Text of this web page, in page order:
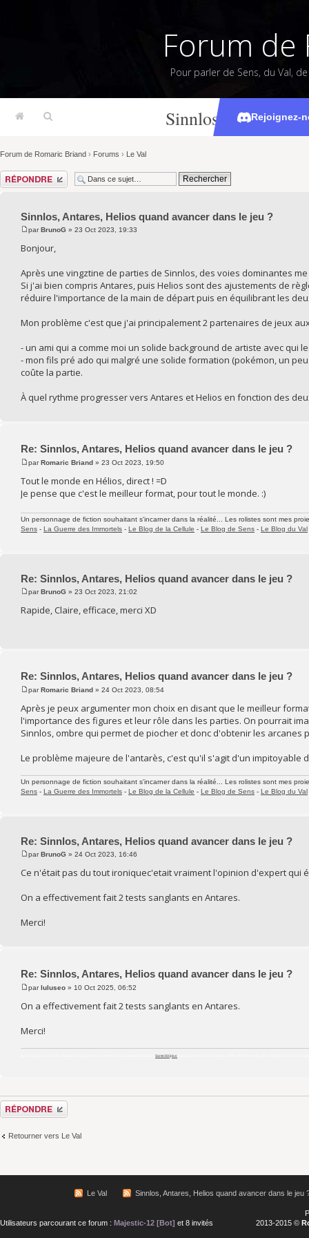
Forum de
Pour parler de Sens, du Val,
Rejoignez-
Sinnlos, Antares,
Forum de Romaric Briand › Forums › Le Val
Répondre
Sinnlos, Antares, Helios quand avancer dans le jeu ?
parBrunoG » 23 Oct 2023, 19:33
Bonjour,
Après une vingztine de parties de Sinnlos, des voies dominantes
Si j'ai bien compris Antares, puis Helios sont des ajustements de
réduire l'importance de la main de départ puis en équilibrant les
Mon problème c'est que j'ai principalement 2 partenaires de jeux
- un ami qui a comme moi un solide background de artiste avec qui
- mon fils pré ado qui malgré une solide formation (pokémon, un
coûte la partie.
À quel rythme progresser vers Antares et Helios en fonction des
Re: Sinnlos, Antares, Helios quand avancer dans le jeu ?
parRomaric Briand » 23 Oct 2023, 19:50
Tout le monde en Hélios, direct ! =D
Je pense que c'est le meilleur format, pour tout le monde. :)
Un personnage de fiction souhaitant s'incarner dans la réalité... Les rolistes sont mes
Sens - La Guerre des Immortels - Le Blog de la Cellule - Le Blog de Sens - Le Blog du Val
Re: Sinnlos, Antares, Helios quand avancer dans le jeu ?
parBrunoG » 23 Oct 2023, 21:02
Rapide, Claire, efficace, merci XD
Re: Sinnlos, Antares, Helios quand avancer dans le jeu ?
parRomaric Briand » 24 Oct 2023, 08:54
Après je peux argumenter mon choix en disant que le meilleur
l'importance des figures et leur rôle dans les parties. On pourrait
Sinnlos, ombre qui permet de piocher et donc d'obtenir les
Le problème majeure de l'antarès, c'est qu'il s'agit d'un
Un personnage de fiction souhaitant s'incarner dans la réalité... Les rolistes sont mes
Sens - La Guerre des Immortels - Le Blog de la Cellule - Le Blog de Sens - Le Blog du Val
Re: Sinnlos, Antares, Helios quand avancer dans le jeu ?
parBrunoG » 24 Oct 2023, 16:46
Ce n'était pas du tout ironiquec'etait vraiment l'opinion d'expert qui
On a effectivement fait 2 tests sanglants en Antares.
Merci!
Re: Sinnlos, Antares, Helios quand avancer dans le jeu ?
parluluseo » 10 Oct 2025, 06:52
On a effectivement fait 2 tests sanglants en Antares.
Merci!
Sante360plus
Répondre
Retourner vers Le Val
Le Val Sinnlos, Antares, Helios quand avancer dans le jeu
Utilisateurs parcourant ce forum : Majestic-12 [Bot] et 8 invités
2013-2015 ©